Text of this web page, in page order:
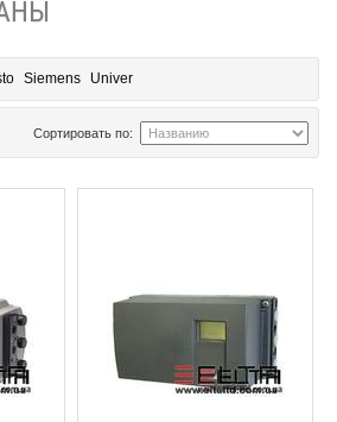
Siemens Univer
Сортировать по: